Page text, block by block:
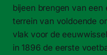
bijeen brengen van
terrein van voldoende
vlak voor de
in 1896 de eerste